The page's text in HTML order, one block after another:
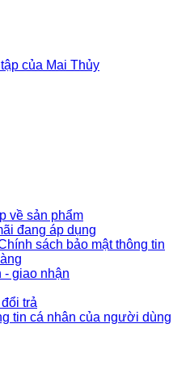
của Mai Thủy
về sản phẩm
đang áp dụng
sách bảo mật thông tin
- giao nhận
trả
tin cá nhân của người dùng